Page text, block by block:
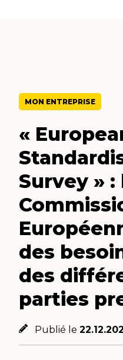
MON ENTREPRISE
«
Survey » :
des
des
parties
Publié le